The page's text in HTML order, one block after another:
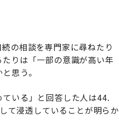
の相談を専門家に尋ねたり
りは「一部の意識が高い年
思う。
いる」と回答した人は44.
て浸透していることが明らか